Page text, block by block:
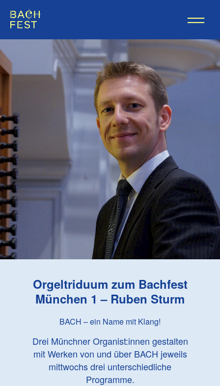
Orgeltriduum zum Bachfest
München 1 – Ruben Sturm
BACH – ein Name mit Klang!
Drei Münchner Organist:innen gestalten
mit Werken von und über BACH jeweils
mittwochs drei unterschiedliche
Programme.